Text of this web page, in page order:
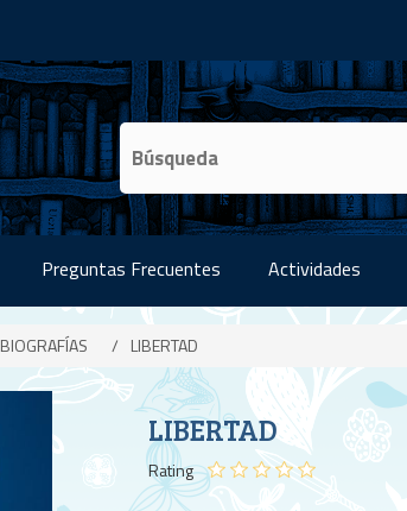
Preguntas Frecuentes Actividades
BIOGRAFÍAS / LIBERTAD
LIBERTAD
Rating